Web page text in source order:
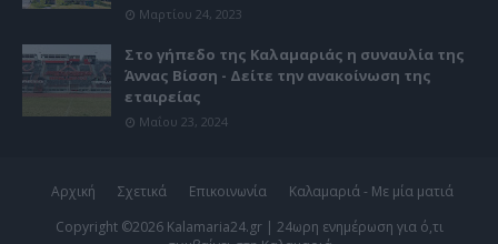
Μαρτίου 24, 2023
Στο γήπεδο της Καλαμαριάς η συναυλία της
Άννας Βίσση - Δείτε την ανακοίνωση της
εταιρείας
Μαΐου 23, 2024
Αρχική Σχετικά Επικοινωνία
Καλαμαριά - Με μία ματιά
Copyright ©2026 Kalamaria24.gr | 24ωρη ενημέρωση για ό,τι